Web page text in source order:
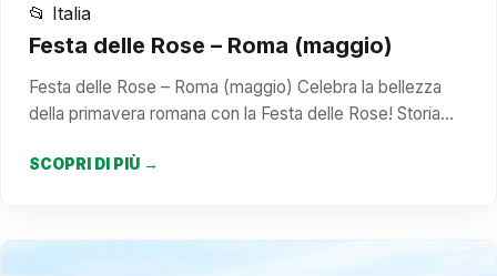
📂 Italia
Festa delle Rose – Roma (maggio)
Festa delle Rose – Roma (maggio) Celebra la bellezza
della primavera romana con la Festa delle Rose! Storia…
SCOPRI DI PIÙ →